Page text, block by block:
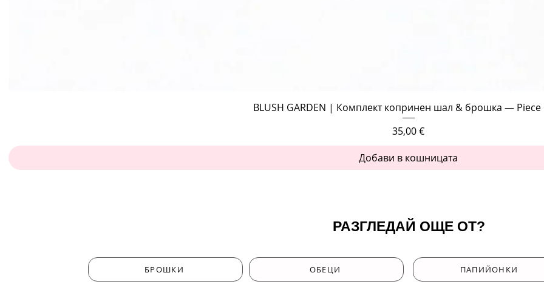
Бърз преглед
BLUSH GARDEN | Комплект копринен шал & брошка — Piece
Цена
35,00 €
Добави в кошницата
РАЗГЛЕДАЙ ОЩЕ ОТ?
БРОШКИ ОБЕЦИ ПАПИЙОНКИ